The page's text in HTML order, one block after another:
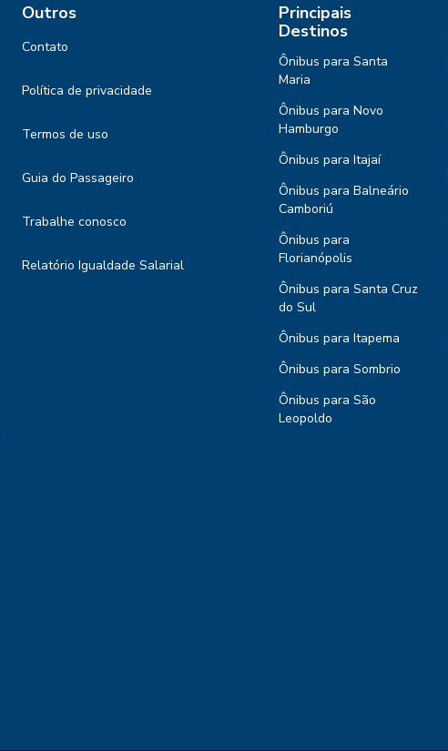
Outros
Contato
Política de privacidade
Termos de uso
Guia do Passageiro
Trabalhe conosco
Relatório Igualdade Salarial
Principais
Destinos
Ônibus para Santa
Maria
Ônibus para Novo
Hamburgo
Ônibus para Itajaí
Ônibus para Balneário
Camboriú
Ônibus para
Florianópolis
Ônibus para Santa Cruz
do Sul
Ônibus para Itapema
Ônibus para Sombrio
Ônibus para São
Leopoldo